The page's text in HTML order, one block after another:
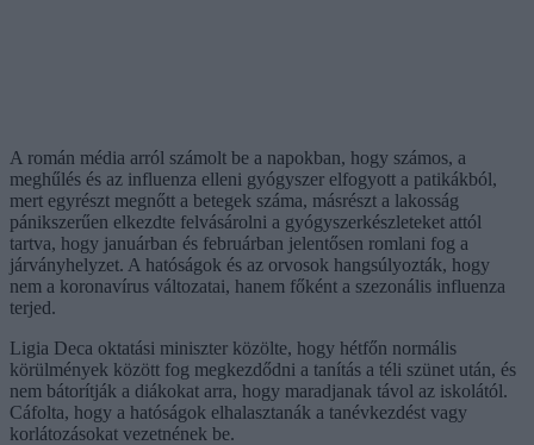
A román média arról számolt be a napokban, hogy számos, a
meghűlés és az influenza elleni gyógyszer elfogyott a patikákból,
mert egyrészt megnőtt a betegek száma, másrészt a lakosság
pánikszerűen elkezdte felvásárolni a gyógyszerkészleteket attól
tartva, hogy januárban és februárban jelentősen romlani fog a
járványhelyzet. A hatóságok és az orvosok hangsúlyozták, hogy
nem a koronavírus változatai, hanem főként a szezonális influenza
terjed.
Ligia Deca oktatási miniszter közölte, hogy hétfőn normális
körülmények között fog megkezdődni a tanítás a téli szünet után, és
nem bátorítják a diákokat arra, hogy maradjanak távol az iskolától.
Cáfolta, hogy a hatóságok elhalasztanák a tanévkezdést vagy
korlátozásokat vezetnének be.